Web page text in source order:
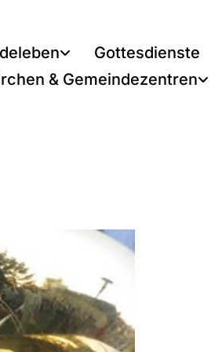
Gottesdienste
& Gemeindezentren